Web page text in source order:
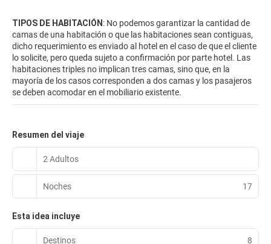
TIPOS DE HABITACIÓN : No podemos garantizar la cantidad de
camas de una habitación o que las habitaciones sean contiguas,
dicho requerimiento es enviado al hotel en el caso de que el cliente
lo solicite, pero queda sujeto a confirmación por parte hotel. Las
habitaciones triples no implican tres camas, sino que, en la
mayoría de los casos corresponden a dos camas y los pasajeros
se deben acomodar en el mobiliario existente.
Resumen del viaje
2 Adultos
Noches 17
Esta idea incluye
Destinos 8